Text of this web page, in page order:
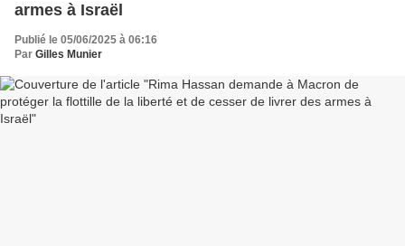
armes à Israël
Publié le 05/06/2025 à 06:16
Par Gilles Munier